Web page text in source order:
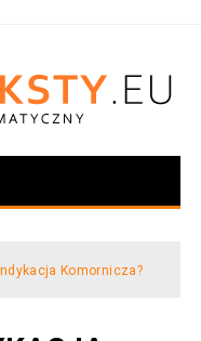
Komornicza?